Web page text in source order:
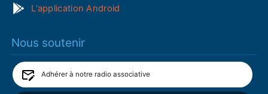
L'application Android
Nous soutenir
Adhérer à notre radio associative